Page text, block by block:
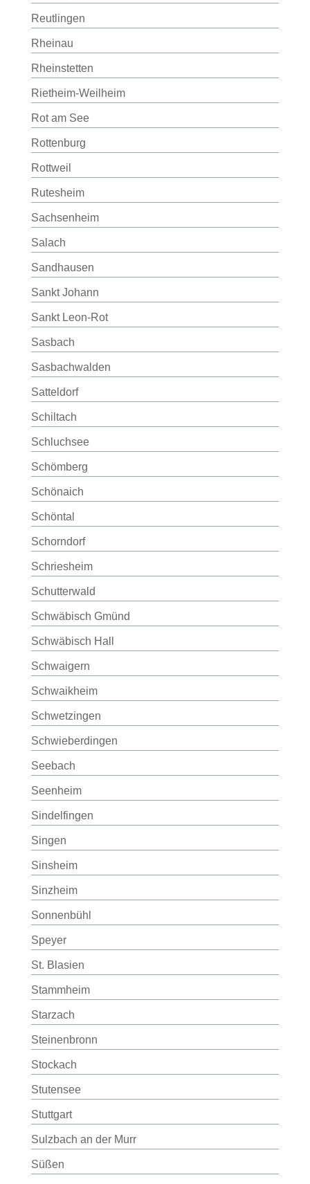
Reutlingen
Rheinau
Rheinstetten
Rietheim-Weilheim
Rot am See
Rottenburg
Rottweil
Rutesheim
Sachsenheim
Salach
Sandhausen
Sankt Johann
Sankt Leon-Rot
Sasbach
Sasbachwalden
Satteldorf
Schiltach
Schluchsee
Schömberg
Schönaich
Schöntal
Schorndorf
Schriesheim
Schutterwald
Schwäbisch Gmünd
Schwäbisch Hall
Schwaigern
Schwaikheim
Schwetzingen
Schwieberdingen
Seebach
Seenheim
Sindelfingen
Singen
Sinsheim
Sinzheim
Sonnenbühl
Speyer
St. Blasien
Stammheim
Starzach
Steinenbronn
Stockach
Stutensee
Stuttgart
Sulzbach an der Murr
Süßen